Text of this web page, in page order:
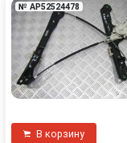
№ AP52524478
В корзину